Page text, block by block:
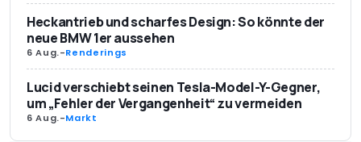
Heckantrieb und scharfes Design: So könnte der
neue BMW 1er aussehen
6 Aug.-Renderings
Lucid verschiebt seinen Tesla-Model-Y-Gegner,
um „Fehler der Vergangenheit“ zu vermeiden
6 Aug.-Markt